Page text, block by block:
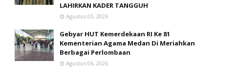
LAHIRKAN KADER TANGGUH
Agustus 03, 2026
Gebyar HUT Kemerdekaan RI Ke 81
Kementerian Agama Medan Di Meriahkan
Berbagai Perlombaan
Agustus 06, 2026